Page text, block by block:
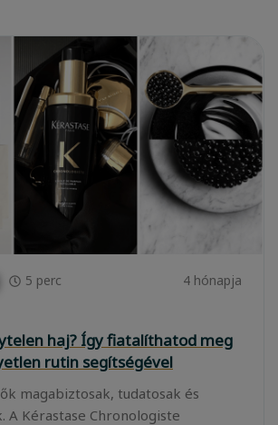
5 perc 4 hónapja
haj? Így fiatalíthatod meg
rutin segítségével
magabiztosak, tudatosak és
A Kérastase Chronologiste